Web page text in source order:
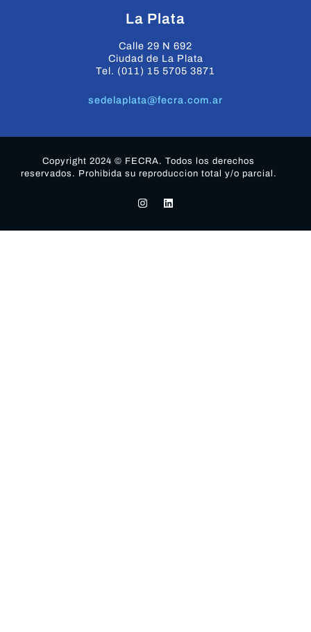
La Plata
Calle 29 N 692
Ciudad de La Plata
Tel. (011) 15 5705 3871
sedelaplata@fecra.com.ar
Copyright 2024 © FECRA. Todos los derechos
reservados. Prohibida su reproduccion total y/o parcial.